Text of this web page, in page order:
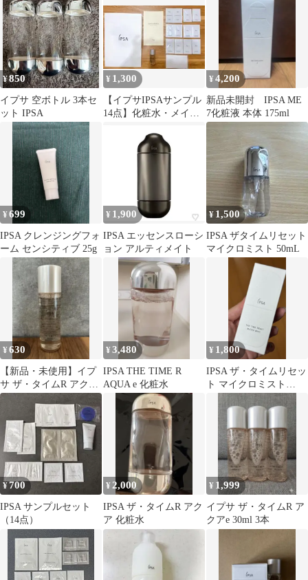
¥850
イプサ 空ボトル 3本セ
ット IPSA
¥ 1,300
【イプサIPSAサンプル
14点】化粧水・メイク
け止め 等
¥4,200
新品未開封 IPSA ME
7化粧液 本体 175ml
¥699
IPSA クレンジングフォ
ーム センシティブ 25g
¥ 1,900
IPSA エッセンスローシ
ョン アルティメイト
¥ 1,500
IPSA ザタイムリセット
マイクロミスト 50mL
¥630
【新品・未使用】イプ
サ ザ・タイムR アクア
薬用化粧水 30mL
¥3,480
IPSA THE TIME R
AQUA e 化粧水
¥ 1,800
IPSA ザ・タイムリセッ
ト マイクロミスト
¥700
IPSA サンプルセット
（14点）
¥2,000
IPSA ザ・タイムR アク
ア 化粧水
¥ 1,999
イプサ ザ・タイムR ア
クアe 30ml 3本